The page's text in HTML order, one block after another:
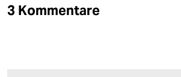
3 Kommentare